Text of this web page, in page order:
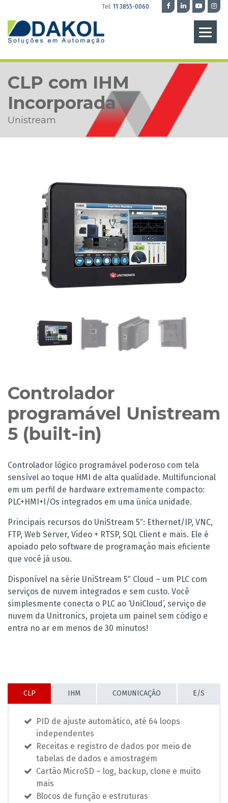
Tel: 11 3855-0060
CLP com IHM
Incorporada
Unistream
Controlador
programável Unistream
5 (built-in)
Controlador lógico programável poderoso com tela
sensível ao toque HMI de alta qualidade. Multifuncional
em um perfil de hardware extremamente compacto:
PLC+HMI+I/Os integrados em uma única unidade.
Principais recursos do UniStream 5″: Ethernet/IP, VNC,
FTP, Web Server, Video + RTSP, SQL Client e mais. Ele é
apoiado pelo software de programação mais eficiente
que você já usou.
Disponível na série UniStream 5″ Cloud – um PLC com
serviços de nuvem integrados e sem custo. Você
simplesmente conecta o PLC ao ‘UniCloud’, serviço de
nuvem da Unitronics, projeta um painel sem código e
entra no ar em menos de 30 minutos!
CLP IHM COMUNICAÇÃO E/S
PID de ajuste automático, até 64 loops
independentes
Receitas e registro de dados por meio de
tabelas de dados e amostragem
Cartão MicroSD – log, backup, clone e muito
mais
Blocos de função e estruturas